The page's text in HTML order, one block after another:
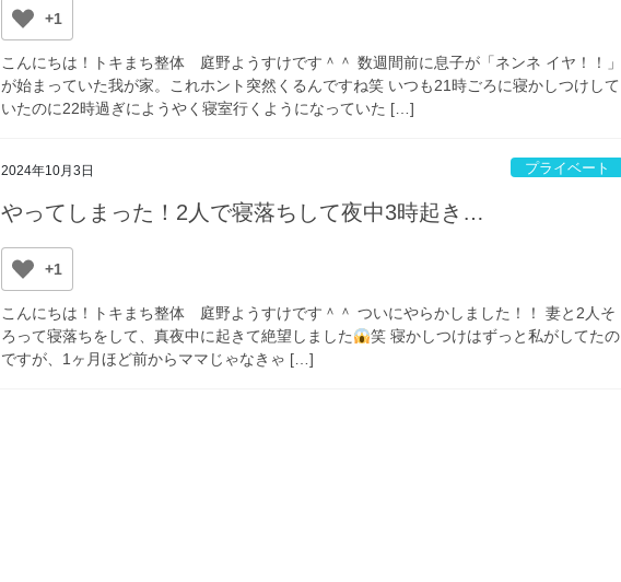
+1
こんにちは！トキまち整体 庭野ようすけです＾＾ 数週間前に息子が「ネンネ イヤ！！」
が始まっていた我が家。これホント突然くるんですね笑 いつも21時ごろに寝かしつけして
いたのに22時過ぎにようやく寝室行くようになっていた […]
2024年10月3日 プライベート
やってしまった！2人で寝落ちして夜中3時起き…
+1
こんにちは！トキまち整体 庭野ようすけです＾＾ ついにやらかしました！！ 妻と2人そ
ろって寝落ちをして、真夜中に起きて絶望しました
笑 寝かしつけはずっと私がしてたの
ですが、1ヶ月ほど前からママじゃなきゃ […]